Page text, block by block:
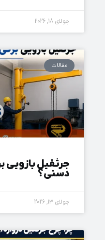
جولای 18, 2026
مقالات
جرثقیل بازویی
دستی؟
جولای 13, 2026